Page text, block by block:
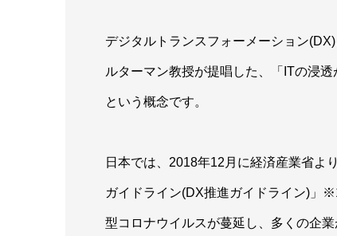
デジタルトランスフォーメーション
ルターマン教授が提唱した、「ITの浸
という概念です。
日本では、2018年12月に経済産業省よ
ガイドライン(DX推進ガイドライン)」
型コロナウイルスが蔓延し、多くの企